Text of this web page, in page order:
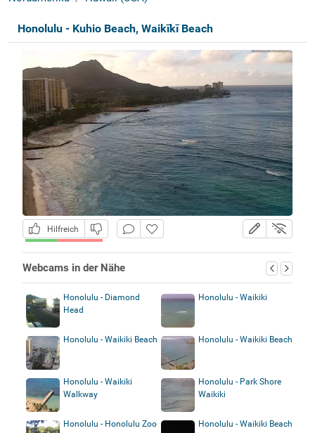
Honolulu - Kuhio Beach, Waikīkī Beach
Hilfreich
Webcams in der Nähe
Honolulu - Diamond
Head
Honolulu - Waikiki
Honolulu - Waikiki Beach Honolulu - Waikiki Beach
Honolulu - Waikiki
Walkway
Honolulu - Park Shore
Waikiki
Honolulu - Honolulu Zoo Honolulu - Waikiki Beach